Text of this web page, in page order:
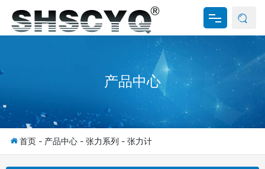
产品中心
新闻资讯
产品中心
首页 - 产品中心 - 张力系列 - 张力计